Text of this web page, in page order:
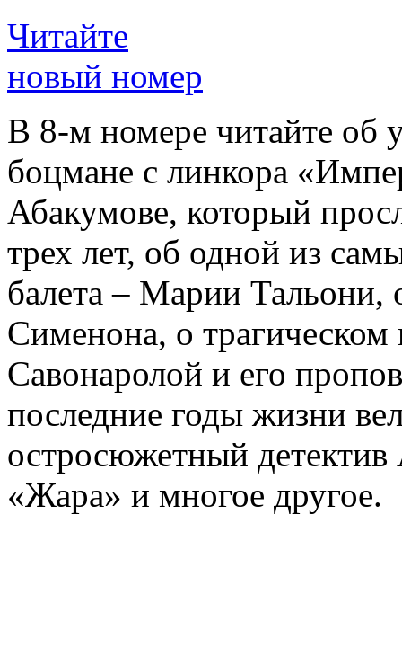
Читайте
новый номер
В 8-м номере читайте об
боцмане с линкора
Абакумове, который
трех лет, об одной из
балета – Марии
Сименона, о трагическом
Савонаролой и его
последние годы жизни
остросюжетный детектив
«Жара» и многое другое.